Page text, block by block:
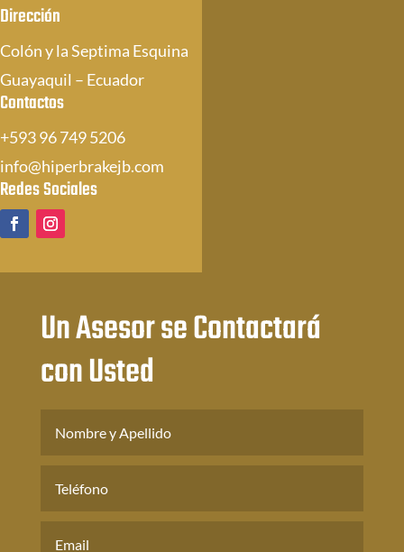
Dirección
Colón y la Septima Esquina
Guayaquil – Ecuador
Contactos
+593 96 749 5206
info@hiperbrakejb.com
Redes Sociales
Un Asesor se Contactará
con Usted